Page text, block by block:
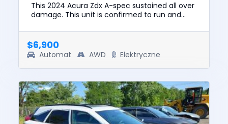
This 2024 Acura Zdx A-spec sustained all over
damage. This unit is confirmed to run and
was $43006. This ve...
$6,900
Automat AWD Elektryczne